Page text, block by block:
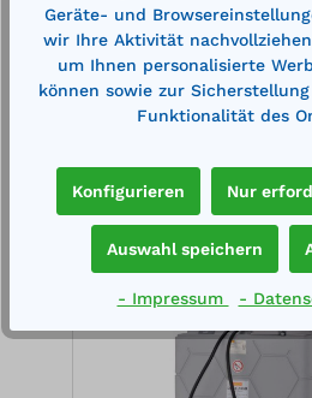
In den
Produktgalerie überspringen
Cross-Selling
Geräte- und
wir Ihre Aktivität
um Ihnen personalisierte
können sowie zur
Funktionalität des
Konfigurieren Nur
Auswahl speichern
- Impressum -